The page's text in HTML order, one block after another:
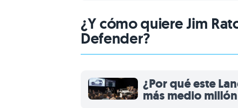
¿Y cómo quiere Jim
Defender?
¿Por qué este
más medio